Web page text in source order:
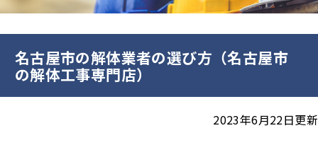
名古屋市の解体業者の選び方（名古屋市
の解体工事専門店）
2023年6月22日更新